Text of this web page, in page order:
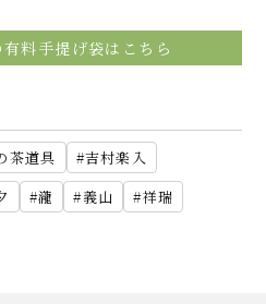
料手提げ袋はこちら
茶道具
吉村楽入
瀧 義山
祥瑞